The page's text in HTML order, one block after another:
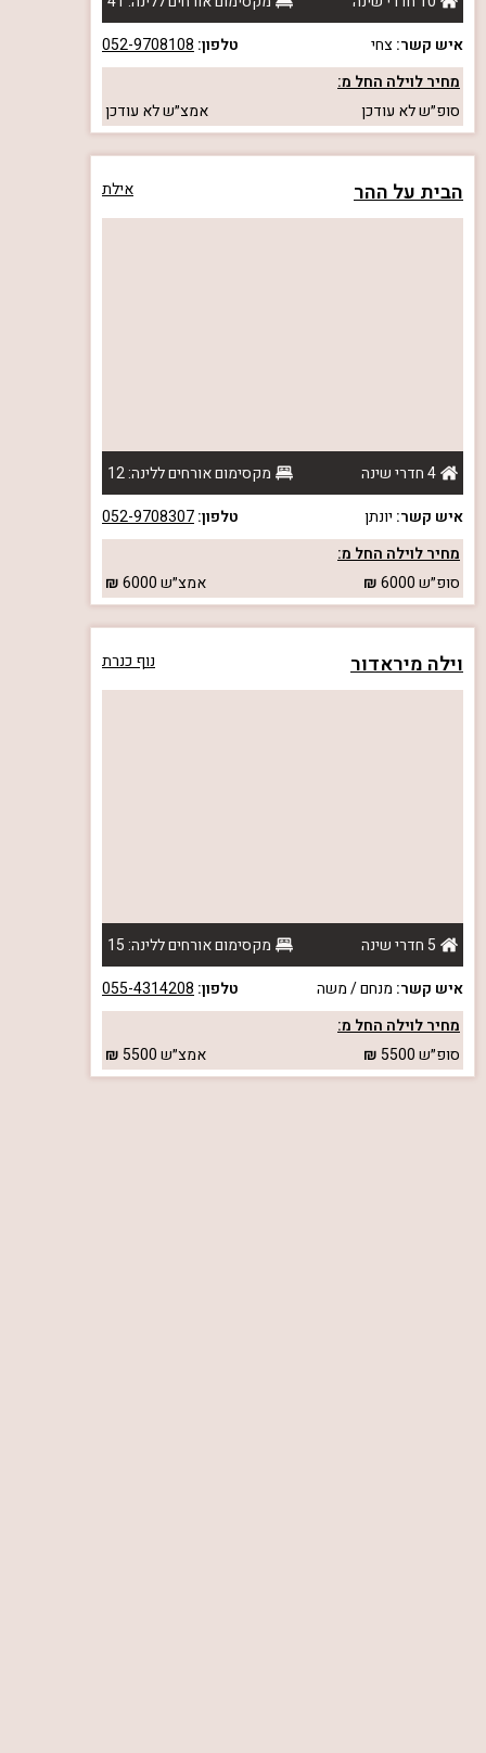
איש קשר:צחי טלפון: 052-9708108
מחיר לוילה החל מ:
סופ״שלא עודכן אמצ״שלא עודכן
הבית על ההר אילת
4 חדרי שינה
מקסימום אורחים ללינה: 12
איש קשר: יונתן טלפון:052-9708307
מחיר לוילה החל מ:
סופ״ש6000 אמצ״ש6000
וילה מיראדור נוף כנרת
5 חדרי שינה
מקסימום אורחים ללינה: 15
איש קשר: מנחם / משה טלפון: 055-4314208
מחיר לוילה החל מ:
סופ״ש5500 אמצ״ש5500